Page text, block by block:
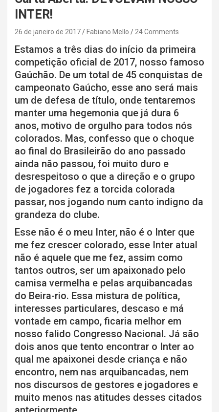
INTER!
26 de janeiro de 2017 Fabiano Mello 24 Comments
Estamos a três dias do início da primeira
competição oficial de 2017, nosso famoso
Gaúchão. De um total de 45 conquistas de
campeonato Gaúcho, esse ano será mais
um de defesa de título, onde tentaremos
manter uma hegemonia que já dura 6
anos, motivo de orgulho para todos nós
colorados. Mas, confesso que o choque
ao final do Brasileirão do ano passado
ainda não passou, foi muito duro e
desrespeitoso o que a direção e o grupo
de jogadores fez a torcida colorada
passar, nos jogando num canto indigno da
grandeza do clube.
Esse não é o meu Inter, não é o Inter que
me fez crescer colorado, esse Inter atual
não é aquele que me fez, assim como
tantos outros, ser um apaixonado pelo
camisa vermelha e pelas arquibancadas
do Beira-rio. Essa mistura de política,
interesses particulares, descaso e má
vontade em campo, ficaria melhor em
nosso falido Congresso Nacional. Já são
dois anos que tento encontrar o Inter ao
qual me apaixonei desde criança e não
encontro, nem nas arquibancadas, nem
nos discursos de gestores e jogadores e
muito menos nas atitudes desses citados